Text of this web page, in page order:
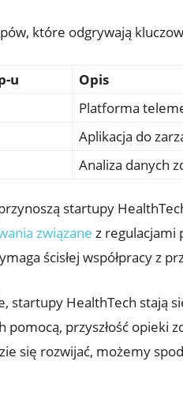
które odgrywają
u Opis
Platforma
Aplikacja do
Analiza danych
startupy
związane z regulacjami
ścisłej współpracy z
startupy HealthTech stają
pomocą, przyszłość opieki
się rozwijać, możemy